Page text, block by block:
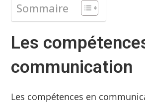
Sommaire
Les
communication
Les compétences en